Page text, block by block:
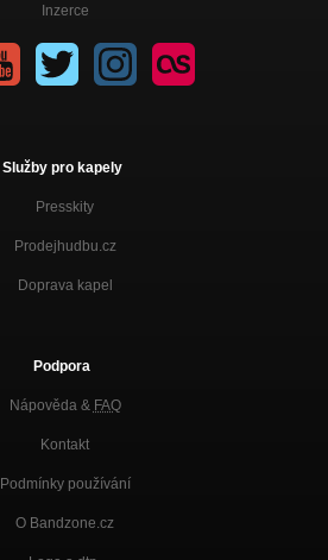
Inzerce
Služby pro kapely
Presskity
Prodejhudbu.cz
Doprava kapel
Podpora
Nápověda & FAQ
Kontakt
Podmínky používání
O Bandzone.cz